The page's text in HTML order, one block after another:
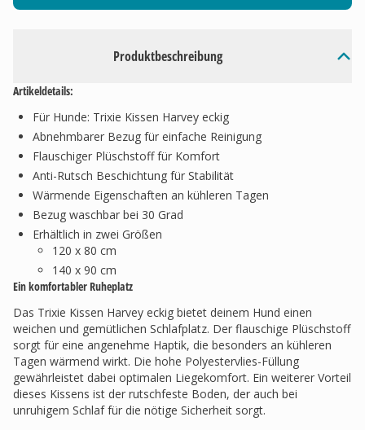
Produktbeschreibung
Artikeldetails:
Für Hunde: Trixie Kissen Harvey eckig
Abnehmbarer Bezug für einfache Reinigung
Flauschiger Plüschstoff für Komfort
Anti-Rutsch Beschichtung für Stabilität
Wärmende Eigenschaften an kühleren Tagen
Bezug waschbar bei 30 Grad
Erhältlich in zwei Größen
120 x 80 cm
140 x 90 cm
Ein komfortabler Ruheplatz
Das Trixie Kissen Harvey eckig bietet deinem Hund einen
weichen und gemütlichen Schlafplatz. Der flauschige Plüschstoff
sorgt für eine angenehme Haptik, die besonders an kühleren
Tagen wärmend wirkt. Die hohe Polyestervlies-Füllung
gewährleistet dabei optimalen Liegekomfort. Ein weiterer Vorteil
dieses Kissens ist der rutschfeste Boden, der auch bei
unruhigem Schlaf für die nötige Sicherheit sorgt.